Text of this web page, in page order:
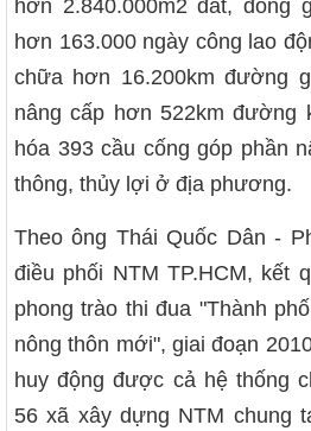
hơn 2.840.000m2 đất, đóng
hơn 163.000 ngày công lao
chữa hơn 16.200km đường
nâng cấp hơn 522km đường
hóa 393 cầu cống góp phần
thông, thủy lợi ở địa phương.
Theo ông Thái Quốc Dân -
điều phối NTM TP.HCM, kết
phong trào thi đua "Thành
nông thôn mới", giai đoạn
huy động được cả hệ thống
56 xã xây dựng NTM chung